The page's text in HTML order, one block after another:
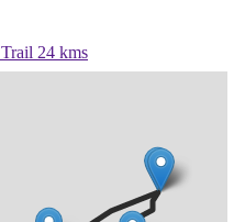
Trail 24 kms